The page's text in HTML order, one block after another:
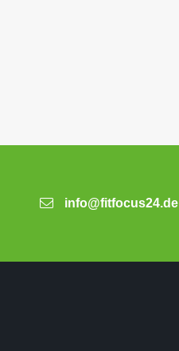
info@fitfocus24.de